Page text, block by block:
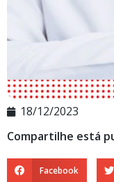
18/12/2023
Compartilhe está
Facebook